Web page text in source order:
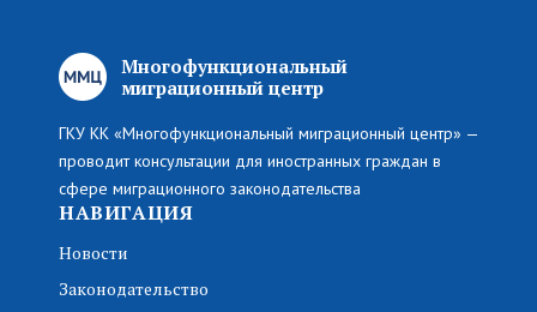
Многофункциональный
миграционный центр
ГКУ КК «Многофункциональный миграционный центр» —
проводит консультации для иностранных граждан в
сфере миграционного законодательства
НАВИГАЦИЯ
Новости
Законодательство